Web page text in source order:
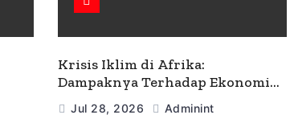
Krisis Iklim di Afrika:
Dampaknya Terhadap Ekonomi
dan Masyarakat
Jul 28, 2026 Adminint